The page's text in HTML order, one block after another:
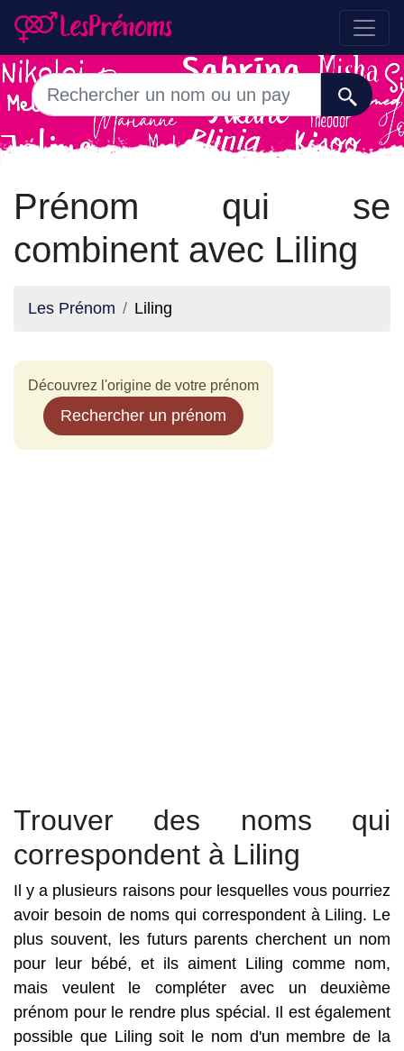
Prénom qui se
combinent avec Liling
Les Prénom Liling
Découvrez l'origine de votre prénom
Rechercher un prénom
Trouver des noms qui
correspondent à Liling
Il y a plusieurs raisons pour lesquelles vous pourriez
avoir besoin de noms qui correspondent à Liling. Le
plus souvent, les futurs parents cherchent un nom
pour leur bébé, et ils aiment Liling comme nom,
mais veulent le compléter avec un deuxième
prénom pour le rendre plus spécial. Il est également
possible que Liling soit le nom d'un membre de la